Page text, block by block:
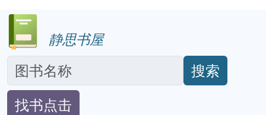
静思书屋
搜索
找书点击